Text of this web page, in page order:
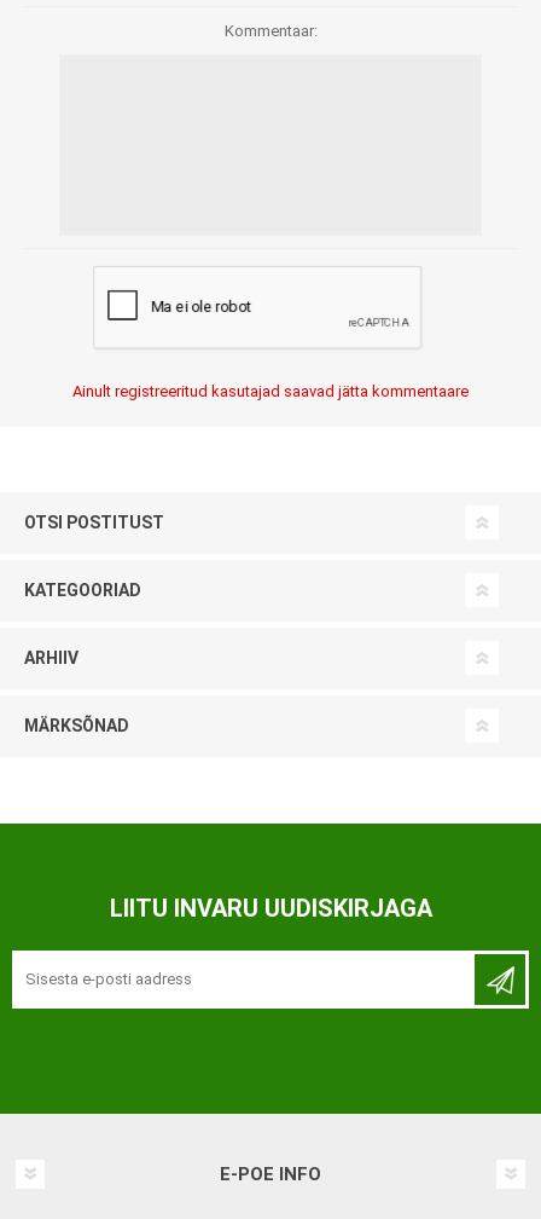
Kommentaar:
Ainult registreeritud kasutajad saavad jätta kommentaare
OTSI POSTITUST
KATEGOORIAD
ARHIIV
MÄRKSÕNAD
LIITU INVARU UUDISKIRJAGA
E-POE INFO